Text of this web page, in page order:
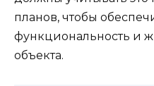
планов, чтобы
функциональность и
объекта.